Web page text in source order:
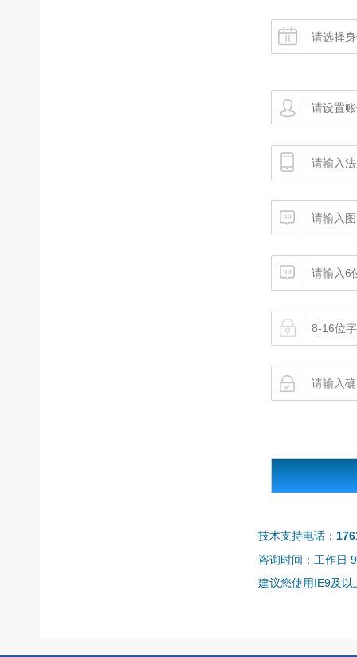
技术支持电话：
咨询时间：工作日
建议您使用IE9及